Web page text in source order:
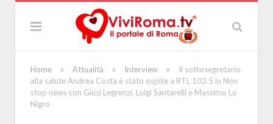
Home » Attualità » Interview »
Il sottosegretario
alla salute Andrea Costa è stato ospite a RTL 102.5 in Non
stop news con Giusi Legrenzi, Luigi Santarelli e Massimo Lo
Nigro